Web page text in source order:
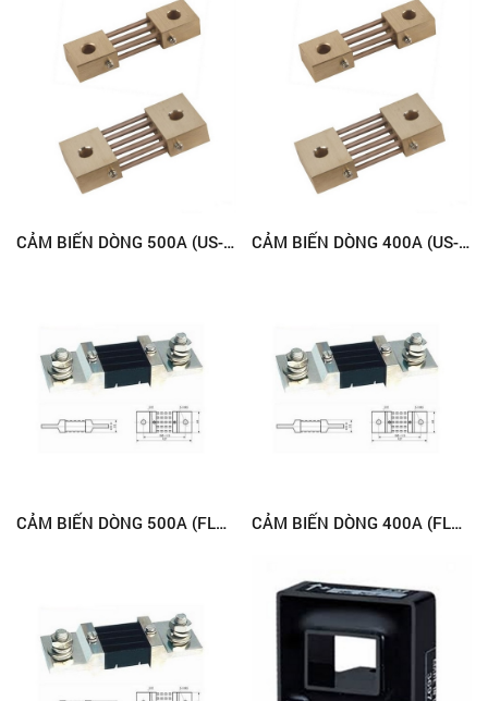
CẢM BIẾN DÒNG 500A (US-500) CẢM BIẾN DÒNG 400A (US-400)
CẢM BIẾN DÒNG 500A (FL2-500) CẢM BIẾN DÒNG 400A (FL2-400)